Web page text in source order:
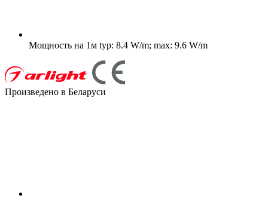
Мощность на 1м typ: 8.4 W/m; max: 9.6 W/m
Произведено в Беларуси